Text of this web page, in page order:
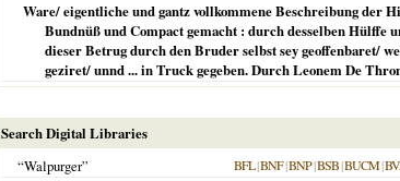
Ware/ eigentliche und gantz vollkommene Beschreibung der
Bundnüß und Compact gemacht : durch desselben Hülffe
dieser Betrug durch den Bruder selbst sey geoffenbaret/
geziret/ unnd ... in Truck gegeben. Durch Leonem De
Search Digital Libraries
“Walpurger”
BFL|BNF|BNP|BSB|BUCM|